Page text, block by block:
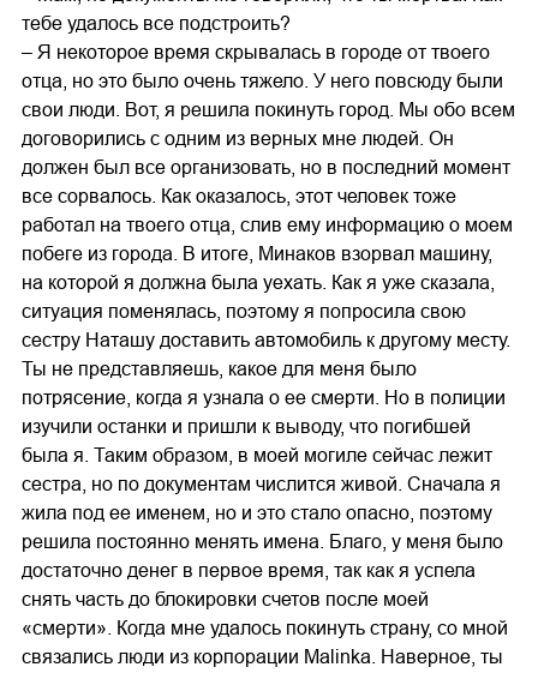
тебе удалось все подстроить?
– Я некоторое время скрывалась в городе от твоего
отца, но это было очень тяжело. У него повсюду были
свои люди. Вот, я решила покинуть город. Мы обо всем
договорились с одним из верных мне людей. Он
должен был все организовать, но в последний момент
все сорвалось. Как оказалось, этот человек тоже
работал на твоего отца, слив ему информацию о моем
побеге из города. В итоге, Минаков взорвал машину,
на которой я должна была уехать. Как я уже сказала,
ситуация поменялась, поэтому я попросила свою
сестру Наташу доставить автомобиль к другому месту.
Ты не представляешь, какое для меня было
потрясение, когда я узнала о ее смерти. Но в полиции
изучили останки и пришли к выводу, что погибшей
была я. Таким образом, в моей могиле сейчас лежит
сестра, но по документам числится живой. Сначала я
жила под ее именем, но и это стало опасно, поэтому
решила постоянно менять имена. Благо, у меня было
достаточно денег в первое время, так как я успела
снять часть до блокировки счетов после моей
«смерти». Когда мне удалось покинуть страну, со мной
связались люди из корпорации Malinka. Наверное, ты